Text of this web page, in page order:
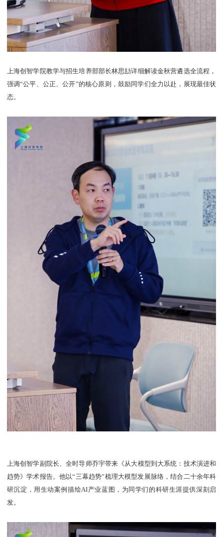
上海创智学院教学与招生培养部部长林思劼详细解读金秋营遴选全流程，
强调“公平、公正、公开”的核心原则，鼓励同学们全力以赴，展现最佳状
态。
上海创智学副院长、全时导师乔宇带来《从大模型到大系统：技术演进和
趋势》学术报告。他以“三幕趋势”梳理大模型发展脉络，结合二十余年科
研沉淀，用生动案例描绘AI产业蓝图，为同学们的科研生涯提供深刻启
发。​